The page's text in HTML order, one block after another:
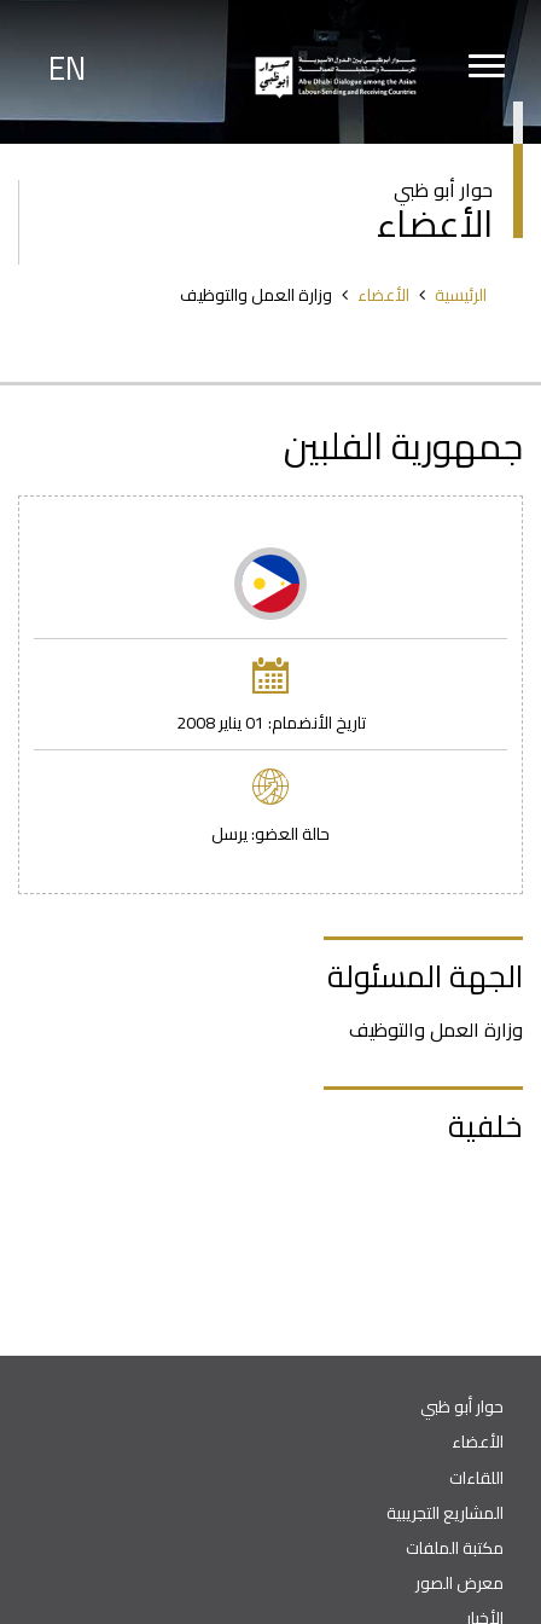
تجاوز
إلى
المحتوى
الرئيسي EN
حوار أبو ظبي
الأعضاء
مسار
التنقل
الرئيسية الأعضاء وزارة العمل والتوظيف
جمهورية الفلبين
تاريخ اﻷنضمام: 01 يناير 2008
حالة العضو: يرسل
الجهة المسئولة
وزارة العمل والتوظيف
خلفية
حوار أبو ظبي
الأعضاء
اللقاءات
المشاريع التجريبية
مكتبة الملفات
معرض الصور